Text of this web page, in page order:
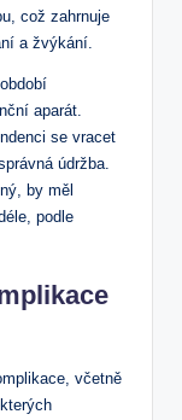
což zahrnuje
a žvýkání.
aparát.
se vracet
údržba.
by měl
podle
včetně